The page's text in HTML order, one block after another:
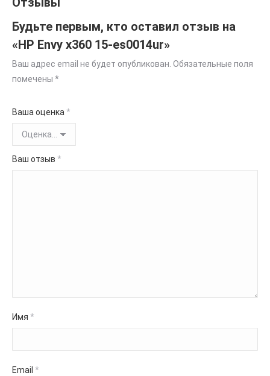
Будьте первым, кто оставил отзыв на
«HP Envy x360 15-es0014ur»
Ваш адрес email не будет опубликован. Обязательные поля
помечены *
Ваша оценка *
Ваш отзыв *
Имя *
Email *